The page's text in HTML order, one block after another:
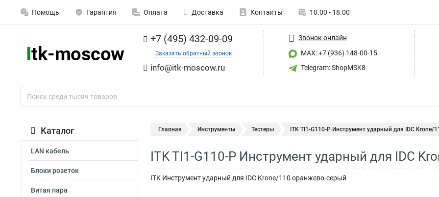
Помощь Гарантия Оплата Доставка Контакты 10.00 - 18.00
+7 (495) 432-09-09
Заказать обратный звонок
info@itk-moscow.ru
Звонок онлайн
MAX: +7 (936) 148-00-15
Telegram: ShopMSK8
Каталог
LAN кабель
Блоки розеток
Витая пара
Главная Инструменты Тестеры ITK TI1-G110-P Инструмент ударный для IDC Krone/
ITK TI1-G110-P Инструмент ударный для IDC
ITK Инструмент ударный для IDC Krone/110 оранжево-серый